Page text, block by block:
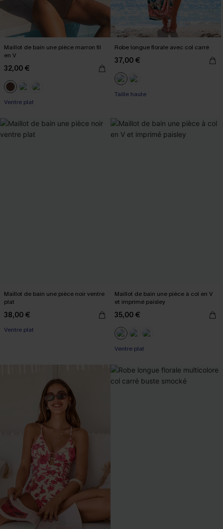
Maillot de bain une pièce marron fil
en V
32,00 €
Ventre plat
Robe longue florale avec col carré
37,00 €
Taille haute
Maillot de bain une pièce noir ventre
plat
38,00 €
Ventre plat
Maillot de bain une pièce à col en V
et imprimé paisley
35,00 €
Ventre plat